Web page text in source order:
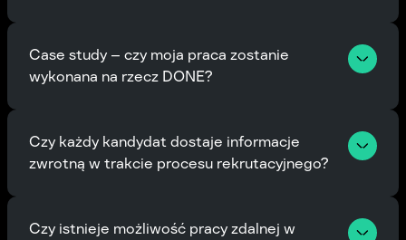
Case study – czy moja praca zostanie
wykonana na rzecz DONE?
Czy każdy kandydat dostaje informacje
zwrotną w trakcie procesu rekrutacyjnego?
Czy istnieje możliwość pracy zdalnej w